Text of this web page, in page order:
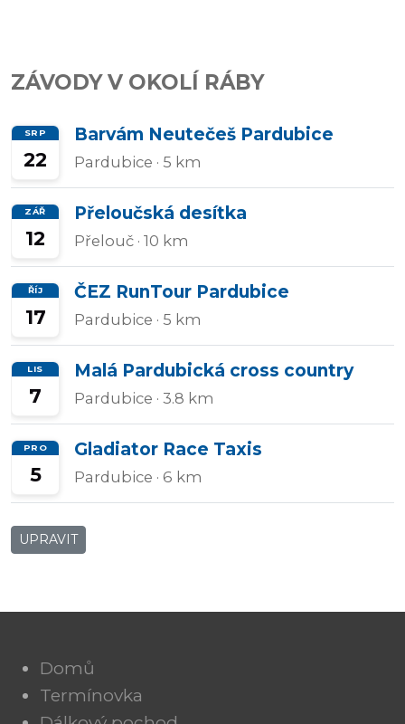
Přidat/upravit
závody
ZÁVODY V OKOLÍ RÁBY
SRP
22
Barvám Neutečeš Pardubice
Pardubice · 5 km
ZÁŘ
12
Přeloučská desítka
Přelouč · 10 km
ŘÍJ
17
ČEZ RunTour Pardubice
Pardubice · 5 km
LIS
7
Malá Pardubická cross country
Pardubice · 3.8 km
PRO
5
Gladiator Race Taxis
Pardubice · 6 km
UPRAVIT
Domů
Termínovka